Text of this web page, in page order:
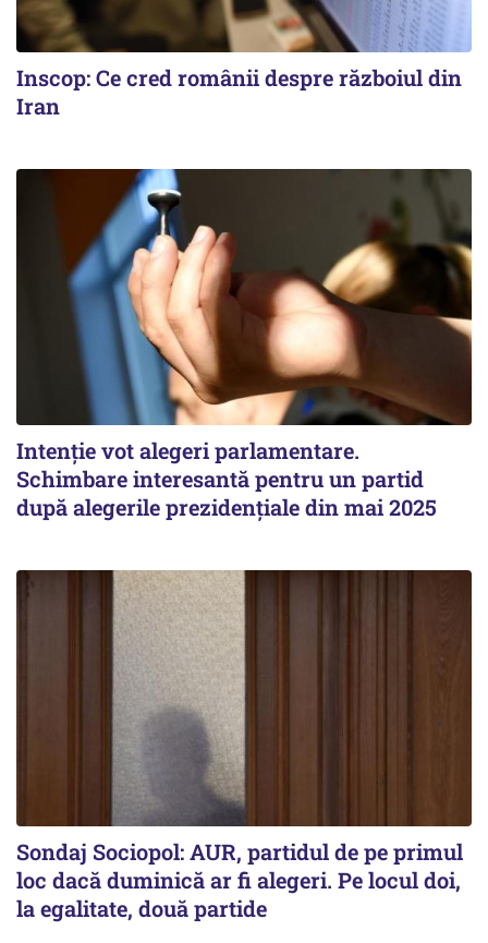
Inscop: Ce cred românii despre războiul din
Iran
Intenție vot alegeri parlamentare.
Schimbare interesantă pentru un partid
după alegerile prezidențiale din mai 2025
Sondaj Sociopol: AUR, partidul de pe primul
loc dacă duminică ar fi alegeri. Pe locul doi,
la egalitate, două partide